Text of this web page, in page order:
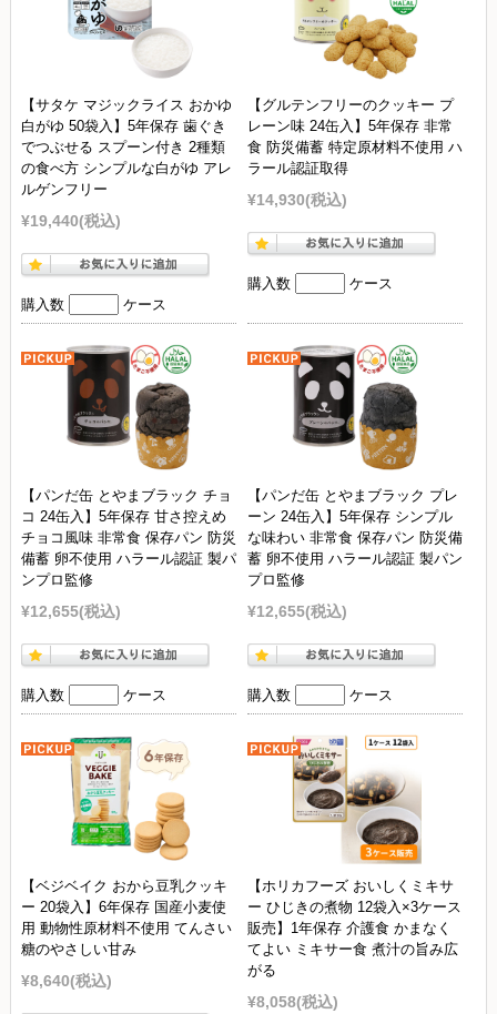
【サタケ マジックライス おかゆ
白がゆ 50袋入】5年保存 歯ぐき
でつぶせる スプーン付き 2種類
の食べ方 シンプルな白がゆ アレ
ルゲンフリー
¥19,440(税込)
購入数 ケース
【グルテンフリーのクッキー プ
レーン味 24缶入】5年保存 非常
食 防災備蓄 特定原材料不使用 ハ
ラール認証取得
¥14,930(税込)
購入数 ケース
【パンだ缶 とやまブラック チョ
コ 24缶入】5年保存 甘さ控えめ
チョコ風味 非常食 保存パン 防災
備蓄 卵不使用 ハラール認証 製パ
ンプロ監修
¥12,655(税込)
購入数 ケース
【パンだ缶 とやまブラック プレ
ーン 24缶入】5年保存 シンプル
な味わい 非常食 保存パン 防災備
蓄 卵不使用 ハラール認証 製パン
プロ監修
¥12,655(税込)
購入数 ケース
【ベジベイク おから豆乳クッキ
ー 20袋入】6年保存 国産小麦使
用 動物性原材料不使用 てんさい
糖のやさしい甘み
¥8,640(税込)
【ホリカフーズ おいしくミキサ
ー ひじきの煮物 12袋入×3ケース
販売】1年保存 介護食 かまなく
てよい ミキサー食 煮汁の旨み広
がる
¥8,058(税込)